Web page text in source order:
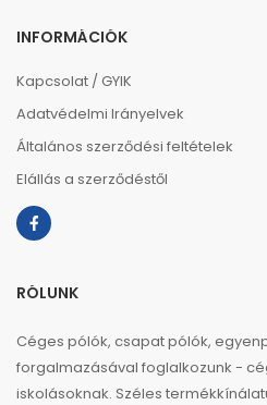
INFORMÁCIÓK
Kapcsolat / GYIK
Adatvédelmi Irányelvek
Általános szerződési feltételek
Elállás a szerződéstől
RÓLUNK
Céges pólók, csapat pólók,
forgalmazásával foglalkozunk -
iskolásoknak. Széles